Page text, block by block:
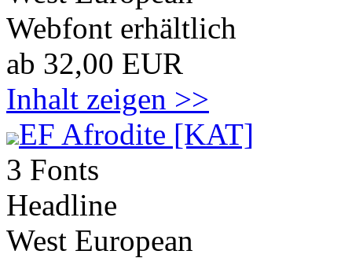
Webfont erhältlich
ab 32,00 EUR
Inhalt zeigen >>
EF Afrodite [KAT]
3 Fonts
Headline
West European